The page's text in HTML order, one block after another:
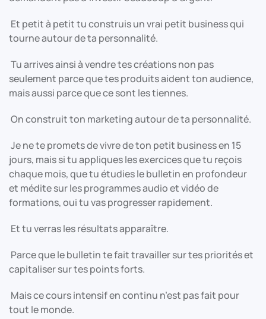
Et petit à petit tu construis un vrai petit business qui
tourne autour de ta personnalité.
Tu arrives ainsi à vendre tes créations non pas
seulement parce que tes produits aident ton audience,
mais aussi parce que ce sont les tiennes.
On construit ton marketing autour de ta personnalité.
Je ne te promets de vivre de ton petit business en 15
jours, mais si tu appliques les exercices que tu reçois
chaque mois, que tu étudies le bulletin en profondeur
et médite sur les programmes audio et vidéo de
formations, oui tu vas progresser rapidement.
Et tu verras les résultats apparaître.
Parce que le bulletin te fait travailler sur tes priorités et
capitaliser sur tes points forts.
Mais ce cours intensif en continu n’est pas fait pour
tout le monde.